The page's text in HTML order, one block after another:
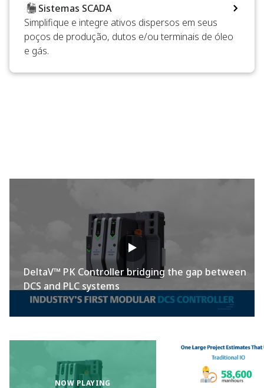
Sistemas SCADA
Simplifique e integre ativos dispersos em seus
poços de produção, dutos e/ou terminais de óleo
e gás.
DeltaV™ PK Controller bridging the gap between
DCS and PLC systems
NOW PLAYING